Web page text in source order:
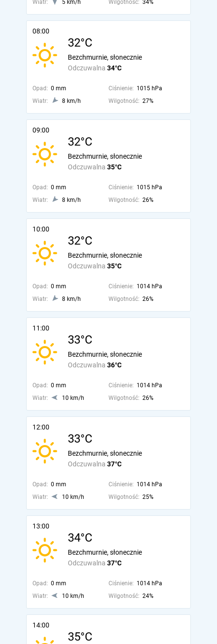
Wiatr: 5 km/h Wilgotność: 34%
08:00
32°C
Odczuwalna 34°C
Bezchmurnie, słonecznie
Opad: 0 mm Ciśnienie: 1015 hPa
Wiatr:
8 km/h Wilgotność: 27%
09:00
32°C
Odczuwalna 35°C
Bezchmurnie, słonecznie
Opad: 0 mm Ciśnienie: 1015 hPa
Wiatr:
8 km/h Wilgotność: 26%
10:00
32°C
Odczuwalna 35°C
Bezchmurnie, słonecznie
Opad: 0 mm Ciśnienie: 1014 hPa
Wiatr:
8 km/h Wilgotność: 26%
11:00
33°C
Odczuwalna 36°C
Bezchmurnie, słonecznie
Opad: 0 mm Ciśnienie: 1014 hPa
Wiatr:
10 km/h Wilgotność: 26%
12:00
33°C
Odczuwalna 37°C
Bezchmurnie, słonecznie
Opad: 0 mm Ciśnienie: 1014 hPa
Wiatr:
10 km/h Wilgotność: 25%
13:00
34°C
Odczuwalna 37°C
Bezchmurnie, słonecznie
Opad: 0 mm Ciśnienie: 1014 hPa
Wiatr:
10 km/h Wilgotność: 24%
14:00
35°C